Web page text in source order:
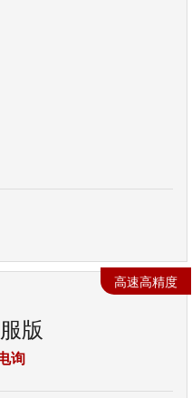
高速高精度
版
询